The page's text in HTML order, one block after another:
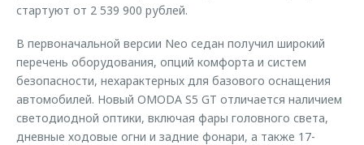
Обратная связь
стартуют от 2 539 900 рублей.
В первоначальной версии Neo седан получил широкий
перечень оборудования, опций комфорта и систем
безопасности, нехарактерных для базового оснащения
автомобилей. Новый OMODA S5 GT отличается наличием
светодиодной оптики, включая фары головного света,
дневные ходовые огни и задние фонари, а также 17-